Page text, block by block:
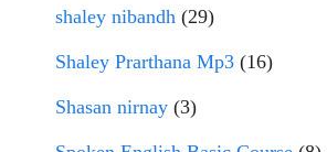
shaley nibandh (29)
Shaley Prarthana Mp3 (16)
Shasan nirnay (3)